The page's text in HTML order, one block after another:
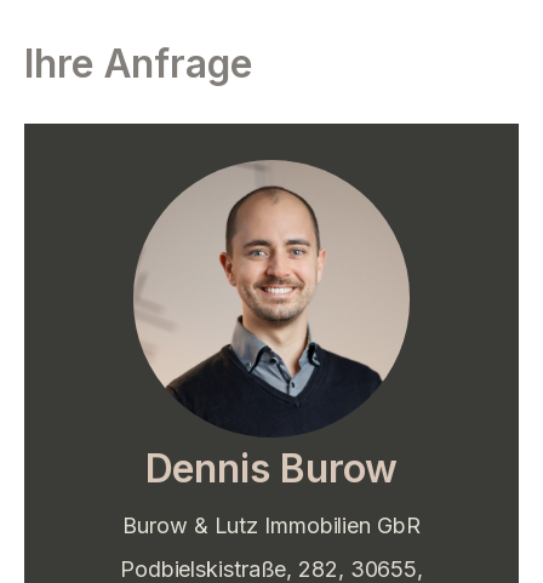
Ihre Anfrage
Dennis Burow
Burow & Lutz Immobilien GbR
Podbielskistraße, 282, 30655,